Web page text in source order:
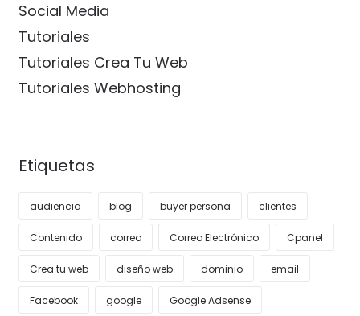
Social Media
Tutoriales
Tutoriales Crea Tu Web
Tutoriales Webhosting
Etiquetas
audiencia blog buyer persona clientes
Contenido correo Correo Electrónico Cpanel
Crea tu web diseño web dominio email
Facebook google Google Adsense